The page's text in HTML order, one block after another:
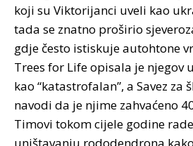
koji su Viktorijanci uveli kao
tada se znatno proširio
gdje često istiskuje autohtone
Trees for Life opisala je njegov
kao “katastrofalan”, a Savez za
navodi da je njime zahvaćeno
Timovi tokom cijele godine